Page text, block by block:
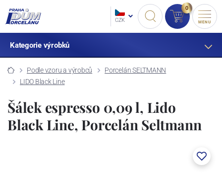
CZK
0
MENU
Kategorie výrobků
Podle vzoru a výrobců
Porcelán SELTMANN
LIDO Black Line
Šálek espresso 0,09 l, Lido
Black Line, Porcelán Seltmann